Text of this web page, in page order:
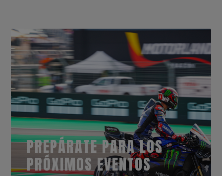
PREPÁRATE PARA LOS
PRÓXIMOS EVENTOS